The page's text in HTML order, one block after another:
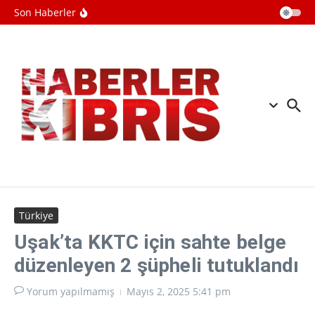
İçeriğe atla
Son Haberler
Savunma Anlaşması'nı imzalamaktan
Ebola salgını büyüyor: Virüs
mutasyona uğramış olabilir
Türkiye
Uşak’ta KKTC için sahte belge
düzenleyen 2 şüpheli tutuklandı
Yorum yapılmamış Mayıs 2, 2025 5:41 pm